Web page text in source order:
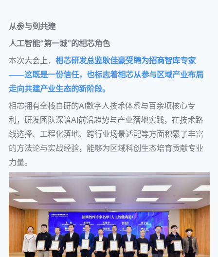
从参与到共建
人工智能“第一城”的相芯角色
本次大会上， 相芯研发总监耿佳豪受聘为招商智库专家
——这既是一份信任，也标志着相芯从参与区域产业布局
走向共建产业生态的新阶段。
相芯拥有全栈自研的AI数字人技术体系与百余项核心专
利，研发团队深谙AI前沿趋势与产业落地实践，在技术路
线选择、工程化落地、跨行业场景适配等方面积累了丰富
的方法论与实战经验，能够为区域科创生态培育贡献专业
力量。